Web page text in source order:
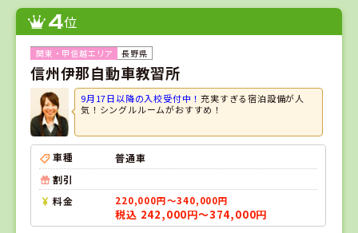
4位
長野県
信州伊那自動車教習所
9月17日以降の入校受付中！充実すぎる宿泊設備が人
気！シングルルームがおすすめ！
車種
普通車
割引
料金
220,000円～340,000円
税込 242,000円～374,000円